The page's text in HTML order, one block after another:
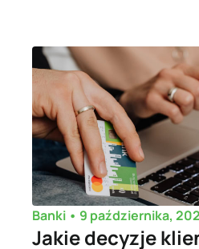
Banki • 9 października,
Jakie decyzje